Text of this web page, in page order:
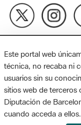
MAPA WEB AVISO LEGAL
Diputación de
08005 Barcelona. Tel.
Este portal web
técnica, no recaba ni
usuarios sin su
sitios web de terceros
Diputación de
cuando acceda a ellos.